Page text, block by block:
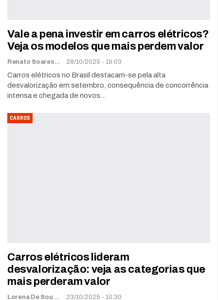
Vale a pena investir em carros elétricos?
Veja os modelos que mais perdem valor
Renato Soares 28/10/2025 - 19:03
Carros elétricos no Brasil destacam-se pela alta
desvalorização em setembro, consequência de concorrência
intensa e chegada de novos…
CARROS
Carros elétricos lideram
desvalorização: veja as categorias que
mais perderam valor
Lorena De Sousa 23/10/2025 - 10:30